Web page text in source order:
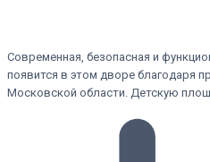
Современная, безопасная и
появится в этом дворе благодаря
Московской области. Детскую